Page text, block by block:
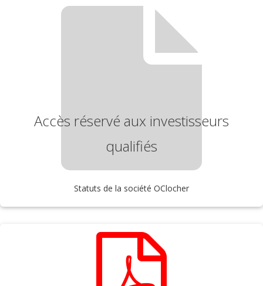
Accès réservé aux investisseurs
qualifiés
Statuts de la société OClocher